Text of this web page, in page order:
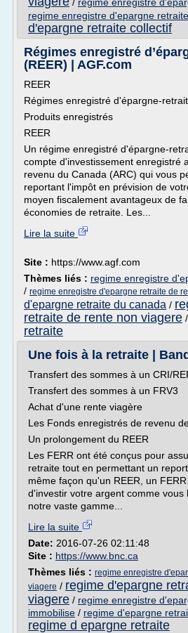
regime enregistre d'epargne
d'epargne retraite collectif
Régimes enregistré
(REER) | AGF.com
REER
Régimes enregistré d'épargne-
Produits enregistrés
REER
Un régime enregistré d'épargne-
compte d'investissement enregistré
revenu du Canada (ARC) qui vous
reportant l'impôt en prévision de
moyen fiscalement avantageux de
économies de retraite. Les...
Lire la suite
Site : https://www.agf.com
Thèmes liés : regime enregistre
/ regime enregistre d'epargne retraite de
d'epargne retraite du canada /
retraite de rente non viagere /
retraite
Une fois à la retraite |
Transfert des sommes à un CRI/
Transfert des sommes à un FRV3
Achat d'une rente viagère
Les Fonds enregistrés de revenu
Un prolongement du REER
Les FERR ont été conçus pour
retraite tout en permettant un
même façon qu'un REER, un
d'investir votre argent comme vous
notre vaste gamme...
Lire la suite
Date: 2016-07-26 02:11:48
Site : https://www.bnc.ca
Thèmes liés : regime enregistre
viagere / regime d'epargne
viagere / regime enregistre
immobilise / regime d'epargne
regime d epargne retraite